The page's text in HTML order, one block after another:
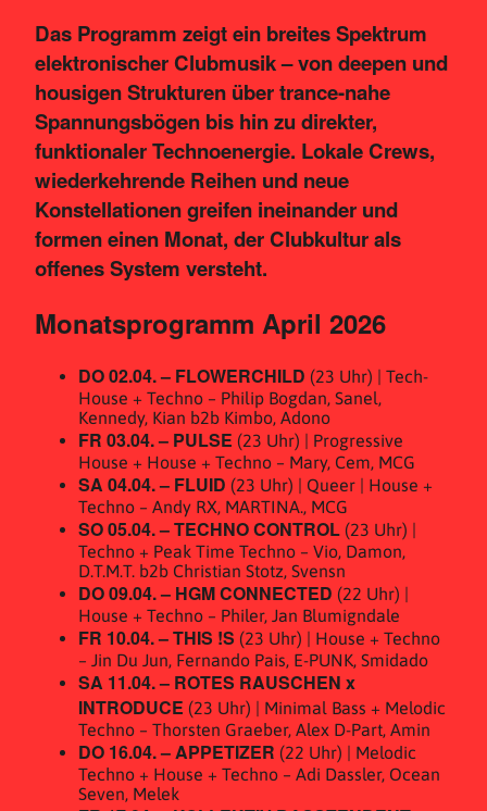
Das Programm zeigt ein breites Spektrum
elektronischer Clubmusik – von deepen und
housigen Strukturen über trance-nahe
Spannungsbögen bis hin zu direkter,
funktionaler Technoenergie. Lokale Crews,
wiederkehrende Reihen und neue
Konstellationen greifen ineinander und
formen einen Monat, der Clubkultur als
offenes System versteht.
Monatsprogramm April 2026
DO 02.04. – FLOWERCHILD (23 Uhr) | Tech-
House + Techno – Philip Bogdan, Sanel,
Kennedy, Kian b2b Kimbo, Adono
FR 03.04. – PULSE (23 Uhr) | Progressive
House + House + Techno – Mary, Cem, MCG
SA 04.04. – FLUID (23 Uhr) | Queer | House +
Techno – Andy RX, MARTINA., MCG
SO 05.04. – TECHNO CONTROL (23 Uhr) |
Techno + Peak Time Techno – Vio, Damon,
D.T.M.T. b2b Christian Stotz, Svensn
DO 09.04. – HGM CONNECTED (22 Uhr) |
House + Techno – Philer, Jan Blumigndale
FR 10.04. – THIS !S (23 Uhr) | House + Techno
– Jin Du Jun, Fernando Pais, E-PUNK, Smidado
SA 11.04. – ROTES RAUSCHEN x
INTRODUCE (23 Uhr) | Minimal Bass + Melodic
Techno – Thorsten Graeber, Alex D-Part, Amin
DO 16.04. – APPETIZER (22 Uhr) | Melodic
Techno + House + Techno – Adi Dassler, Ocean
Seven, Melek